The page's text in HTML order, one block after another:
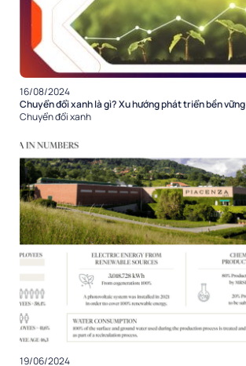
16/08/2024
Chuyển đổi xanh là gì? Xu hướng phát triển bền vững
Chuyển đổi xanh
19/06/2024